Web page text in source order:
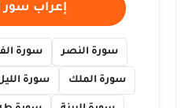
إعراب سور
سورة النصر سورة
سورة الملك سورة